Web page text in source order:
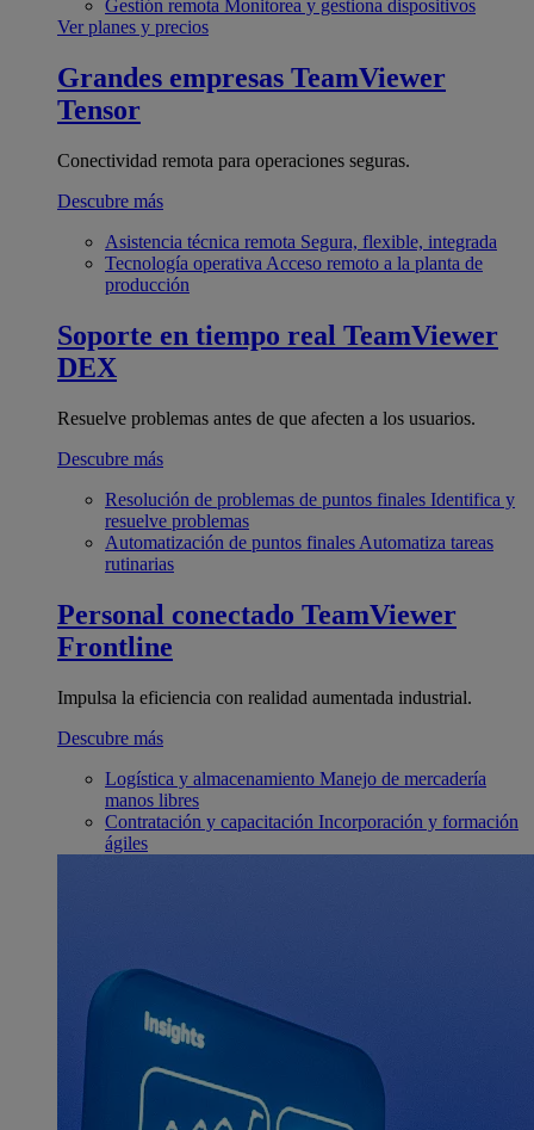
Gestión remota Monitorea y gestiona dispositivos
Ver planes y precios
Grandes empresas TeamViewer
Tensor
Conectividad remota para operaciones seguras.
Descubre más
Asistencia técnica remota Segura, flexible, integrada
Tecnología operativa Acceso remoto a la planta de
producción
Soporte en tiempo real TeamViewer
DEX
Resuelve problemas antes de que afecten a los usuarios.
Descubre más
Resolución de problemas de puntos finales Identifica y
resuelve problemas
Automatización de puntos finales Automatiza tareas
rutinarias
Personal conectado TeamViewer
Frontline
Impulsa la eficiencia con realidad aumentada industrial.
Descubre más
Logística y almacenamiento Manejo de mercadería
manos libres
Contratación y capacitación Incorporación y formación
ágiles